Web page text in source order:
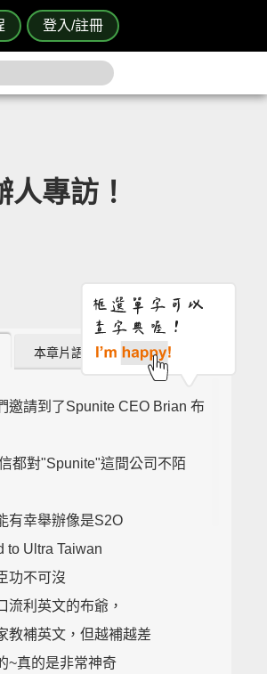
登入/註冊
專訪！
本章片語 (0)
邀請到了Spunite CEO Brian 布
都對"Spunite"這間公司不陌
有幸舉辦像是S2O
to Ultra Taiwan
功不可沒
流利英文的布爺，
教補英文，但越補越差
~真的是非常神奇